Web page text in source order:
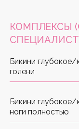
КОМПЛЕКСЫ
Бикини глубокое/
голени
Бикини глубокое/
ноги полностью